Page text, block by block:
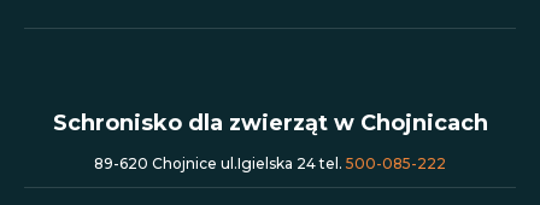
Schronisko dla zwierząt w Chojnicach
89-620 Chojnice ul.Igielska 24 tel. 500-085-222